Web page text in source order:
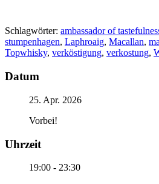
Schlagwörter: ambassador of
stumpenhagen, Laphroaig, Macallan,
Topwhisky, verköstigung, verkostung,
Datum
25. Apr. 2026
Vorbei!
Uhrzeit
19:00 - 23:30